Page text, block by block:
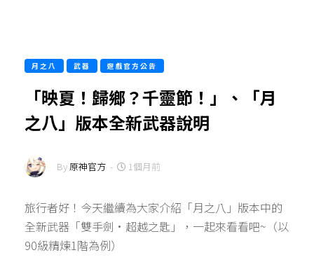
月之八 武器 遊戲官方公告
「映夏！歸鄉？千靈節！」、「月
之八」版本全新武器說明
By原神官方 - 1個月前
旅行者好！今天繼續為大家介紹「月之八」版本中的
全新武器「雙手劍·超越之匙」，一起來看看吧~（以
90級精煉1階為例）